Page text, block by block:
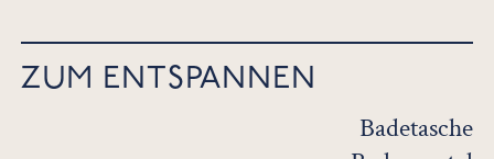
ZUM ENTSPANNEN
Badetasche